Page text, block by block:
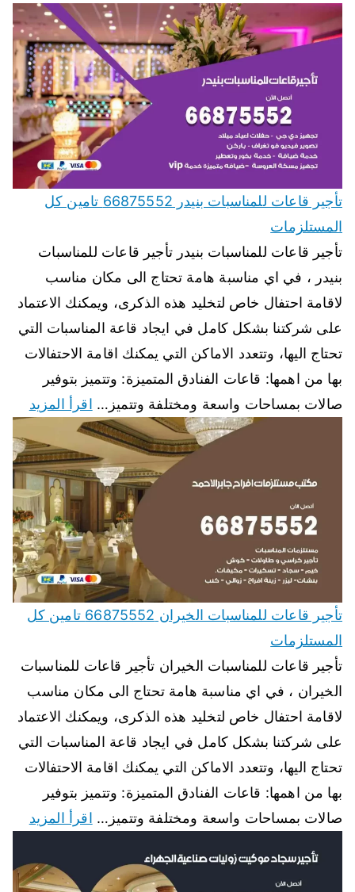
تأجير قاعات للمناسبات بنيدر 66875552 تامين كل
المستلزمات
تأجير قاعات للمناسبات بنيدر تأجير قاعات للمناسبات
بنيدر ، في اي مناسبة هامة تحتاج الى مكان مناسب
لاقامة احتفال خاص لتخليد هذه الذكرى، ويمكنك الاعتماد
على شركتنا بشكل كامل في ايجاد قاعة المناسبات التي
تحتاج اليها، وتتعدد الاماكن التي يمكنك اقامة الاحتفالات
بها من اهمها: قاعات الفنادق المتميزة: وتتميز بتوفير
صالات بمساحات واسعة ومختلفة وتتميز… اقرأ المزيد
تأجير قاعات للمناسبات الخيران 66875552 تامين كل
المستلزمات
تأجير قاعات للمناسبات الخيران تأجير قاعات للمناسبات
الخيران ، في اي مناسبة هامة تحتاج الى مكان مناسب
لاقامة احتفال خاص لتخليد هذه الذكرى، ويمكنك الاعتماد
على شركتنا بشكل كامل في ايجاد قاعة المناسبات التي
تحتاج اليها، وتتعدد الاماكن التي يمكنك اقامة الاحتفالات
بها من اهمها: قاعات الفنادق المتميزة: وتتميز بتوفير
صالات بمساحات واسعة ومختلفة وتتميز… اقرأ المزيد